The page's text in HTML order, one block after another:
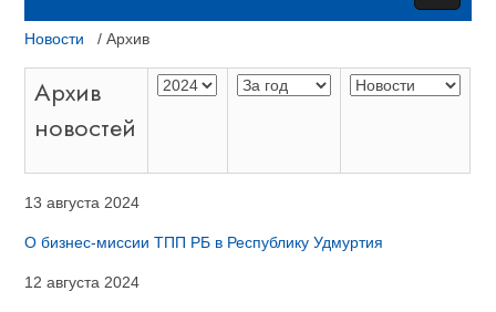
Новости / Архив
Архив
новостей
13 августа 2024
О бизнес-миссии ТПП РБ в Республику Удмуртия
12 августа 2024